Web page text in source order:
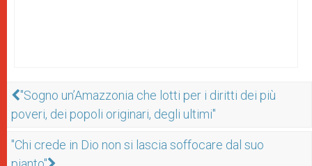
"Sogno un’Amazzonia che lotti per i diritti dei più
poveri, dei popoli originari, degli ultimi"
"Chi crede in Dio non si lascia soffocare dal suo